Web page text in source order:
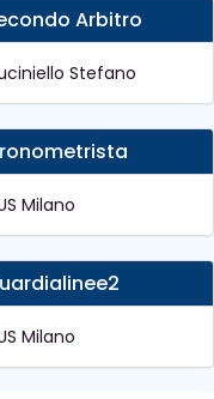
Arbitro
Stefano
Milano
Milano